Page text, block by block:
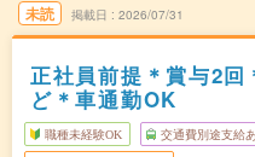
未読 掲載日 2026/07/31
正社員前提＊賞与2
ど＊車通勤OK
職種未経験OK 交通費別途支給